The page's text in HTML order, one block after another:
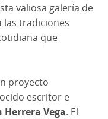
valiosa galería de
las tradiciones
que
proyecto
escritor e
Vega. El